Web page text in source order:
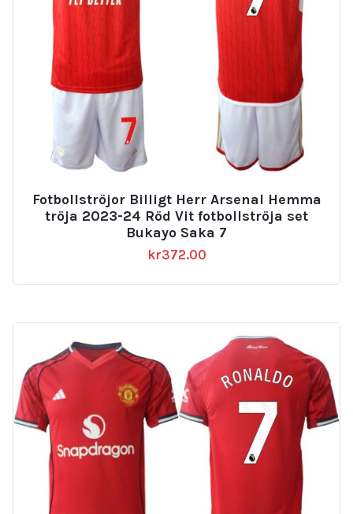
Fotbollströjor Billigt Herr Arsenal Hemma
tröja 2023-24 Röd Vit fotbollströja set
Bukayo Saka 7
kr372.00